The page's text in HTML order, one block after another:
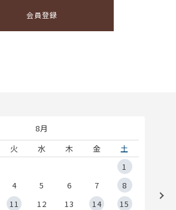
会員登録
8月
火 水 木 金
土
1
4 5 6 7
8
11 12 13 14
15